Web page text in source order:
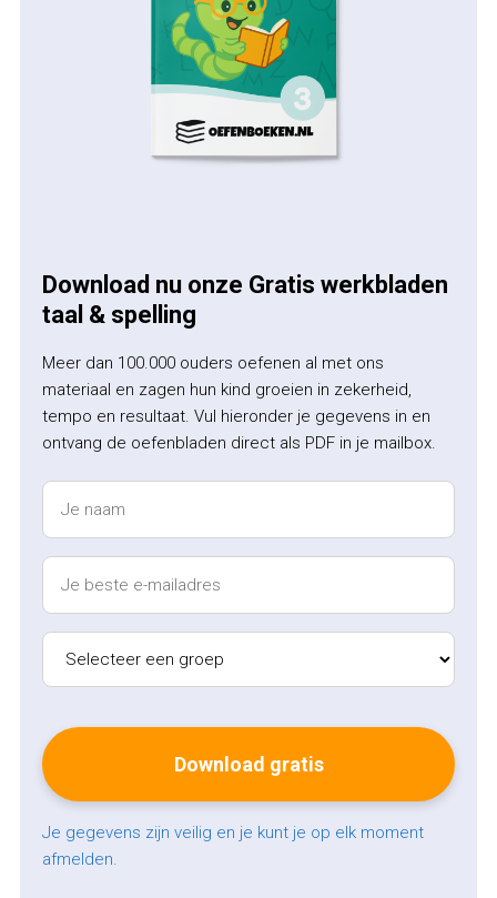
Download nu onze Gratis werkbladen
taal & spelling
Meer dan 100.000 ouders oefenen al met ons
materiaal en zagen hun kind groeien in zekerheid,
tempo en resultaat. Vul hieronder je gegevens in en
ontvang de oefenbladen direct als PDF in je mailbox.
Je gegevens zijn veilig en je kunt je op elk moment
afmelden.